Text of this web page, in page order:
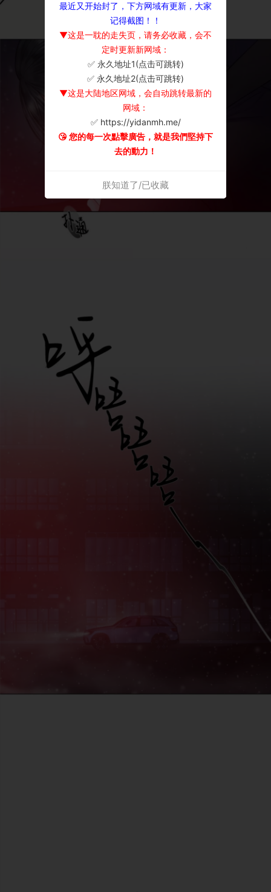
最近又开始封了，下方网域有更新，大家
记得截图！！
▼这是一耽的走失页，请务必收藏，会不
定时更新新网域：
✅ 永久地址1(点击可跳转)
✅ 永久地址2(点击可跳转)
▼这是大陆地区网域，会自动跳转最新的
网域：
✅ https://yidanmh.me/
😘 您的每一次點擊廣告，就是我們堅持下
去的動力！
朕知道了/已收藏